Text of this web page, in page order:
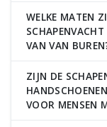
WELKE MATEN
VAN VAN
ZIJN DE
VOOR MENSEN